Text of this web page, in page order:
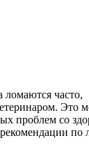
ломаются часто,
Это
проблем со
по